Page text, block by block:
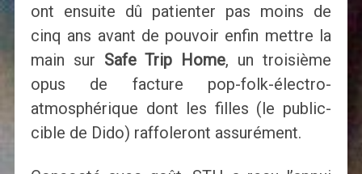
ont ensuite dû patienter pas moins de
cinq ans avant de pouvoir enfin mettre la
main sur Safe Trip Home, un troisième
opus de facture pop-folk-électro-
atmosphérique dont les filles (le public-
cible de Dido) raffoleront assurément.